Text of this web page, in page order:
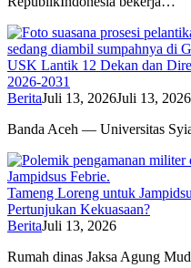
USK Lantik 12 Dekan dan
2026-2031
BeritaJuli 13, 2026Juli 13, 2026
Banda Aceh — Universitas
Tameng Loreng untuk
Pertunjukan Kekuasaan?
BeritaJuli 13, 2026
Rumah dinas Jaksa Agung